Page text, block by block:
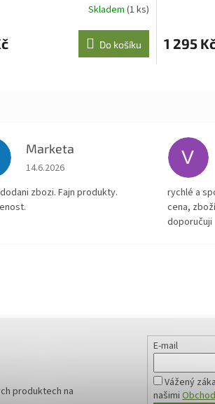
Skladem (1 ks)
Do košíku 1 295
Marketa
Hodnocení obchodu je 5 z 5 hvězdiček.
14.6.2026
zbozi. Fajn produkty.
V
rychlé a
cena,
doporučuji
produktech na
E-mail
Vážený
našimi